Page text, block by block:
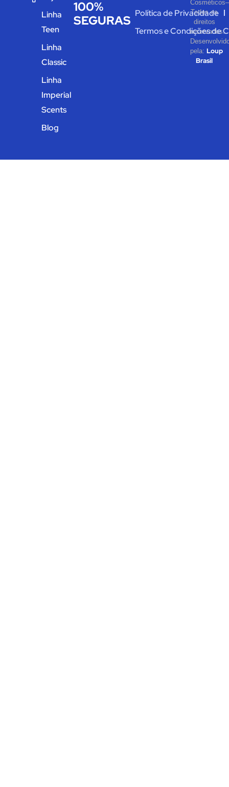
Linha
Teen
Linha
Classic
Linha
Imperial
Scents
Blog
100%
SEGURAS Política de Privacidade
Termos e Condições de
Cosméticos–
Todos os
direitos
reservados.
pela:Loup
Brasil